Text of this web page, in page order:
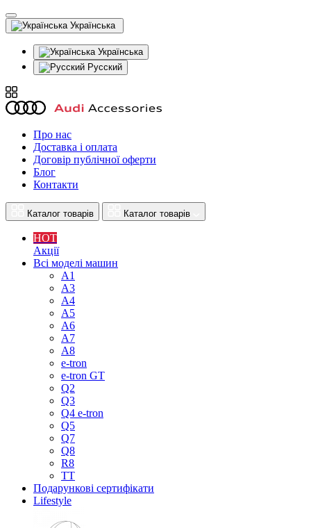
Українська
Українська
Русский
Про нас
Доставка і оплата
Договір публічної оферти
Блог
Контакти
Каталог товарів Каталог товарів
HOT
Акції
Всі моделі машин
A1
A3
A4
A5
A6
A7
A8
e-tron
e-tron GT
Q2
Q3
Q4 e-tron
Q5
Q7
Q8
R8
TT
Подарункові сертифікати
Lifestyle